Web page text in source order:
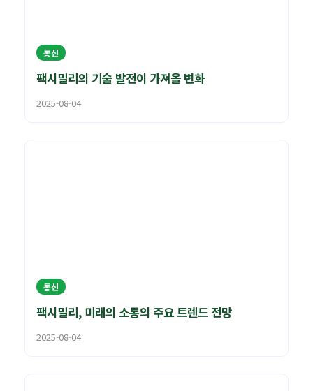
통신
팩시밀리의 기술 발전이 가져올 변화
2025-08-04
통신
팩시밀리, 미래의 소통의 주요 트렌드 전망
2025-08-04